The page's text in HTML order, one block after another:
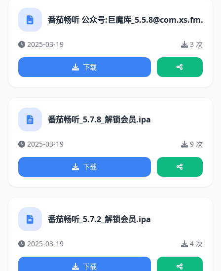
番茄畅听 公众号:巨魔库_5.5.8@com.xs.fm.ipa
2025-03-19 3 次
下载
番茄畅听_5.7.8_解锁会员.ipa
2025-03-19 9 次
下载
番茄畅听_5.7.2_解锁会员.ipa
2025-03-19 4 次
下载